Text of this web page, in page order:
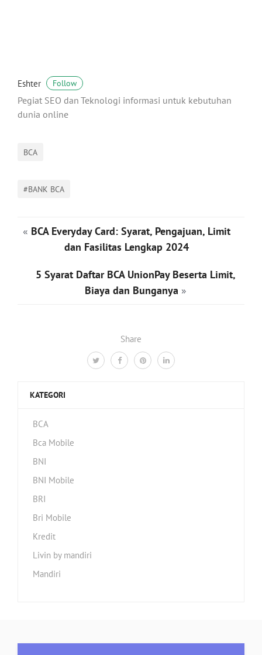
Share
Eshter Follow
Pegiat SEO dan Teknologi informasi untuk kebutuhan
dunia online
BCA
#BANK BCA
« BCA Everyday Card: Syarat, Pengajuan, Limit
dan Fasilitas Lengkap 2024
5 Syarat Daftar BCA UnionPay Beserta Limit,
Biaya dan Bunganya »
KATEGORI
BCA
Bca Mobile
BNI
BNI Mobile
BRI
Bri Mobile
Kredit
Livin by mandiri
Mandiri